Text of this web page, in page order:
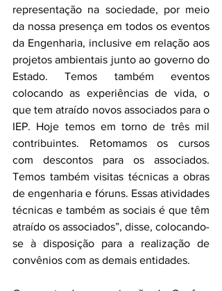
representação na sociedade, por meio
da nossa presença em todos os eventos
da Engenharia, inclusive em relação aos
projetos ambientais junto ao governo do
Estado. Temos também eventos
colocando as experiências de vida, o
que tem atraído novos associados para o
IEP. Hoje temos em torno de três mil
contribuintes. Retomamos os cursos
com descontos para os associados.
Temos também visitas técnicas a obras
de engenharia e fóruns. Essas atividades
técnicas e também as sociais é que têm
atraído os associados”, disse, colocando-
se à disposição para a realização de
convênios com as demais entidades.